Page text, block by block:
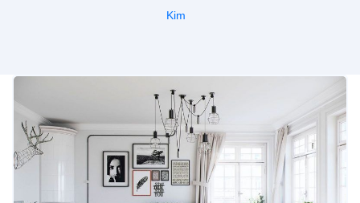
Kim